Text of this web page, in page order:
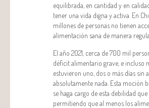
equilibrada, en cantidad y en
tener una vida digna y activa. En
millones de personas no tienen
alimentación sana de manera
El año 2021, cerca de 700 mil
déficit alimentario grave, e incluso
estuvieron uno, dos o más días sin
absolutamente nada. Esta moción
se haga cargo de esta debilidad
permitiendo que al menos los